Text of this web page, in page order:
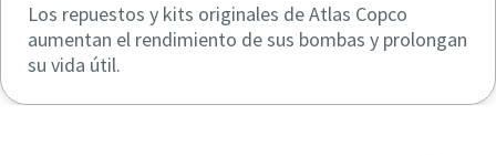
Los repuestos y kits originales de Atlas Copco
aumentan el rendimiento de sus bombas y prolongan
su vida útil.